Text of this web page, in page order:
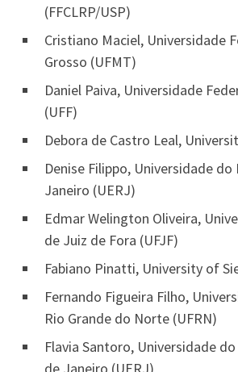
(FFCLRP/USP)
Cristiano Maciel, Universidade
Grosso (UFMT)
Daniel Paiva, Universidade
(UFF)
Debora de Castro Leal,
Denise Filippo, Universidade
Janeiro (UERJ)
Edmar Welington Oliveira,
de Juiz de Fora (UFJF)
Fabiano Pinatti, University of
Fernando Figueira Filho,
Rio Grande do Norte (UFRN)
Flavia Santoro, Universidade
de Janeiro (UERJ)